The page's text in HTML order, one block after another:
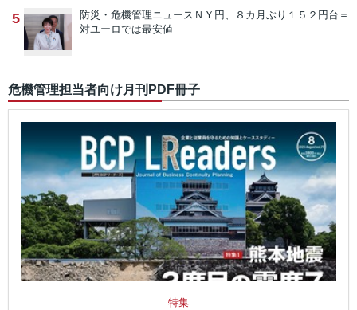
5 防災・危機管理ニュース ＮＹ円、８カ月ぶり１５２円台＝
対ユーロでは最安値
危機管理担当者向け月刊PDF冊子
特集